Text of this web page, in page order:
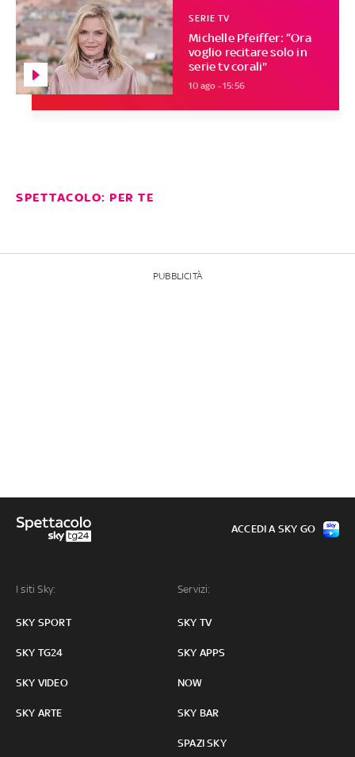
Michelle Pfeiffer: “Ora
voglio recitare solo in
serie tv corali"
SERIE TV
10 ago - 15:56
SPETTACOLO: PER TE
PUBBLICITÀ
I siti Sky:
SKY SPORT
SKY TG24
SKY VIDEO
SKY ARTE
Servizi:
SKY TV
SKY APPS
NOW
SKY BAR
SPAZI SKY
ACCEDI A SKY GO